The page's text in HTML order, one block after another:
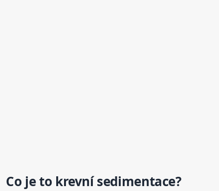
Co je to krevnísedimentace?